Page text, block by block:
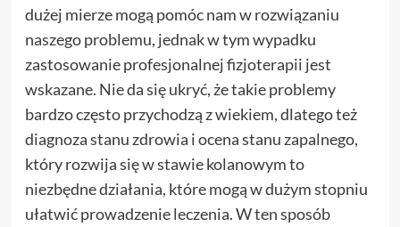
dużej mierze mogą pomóc nam w rozwiązaniu
naszego problemu, jednak w tym wypadku
zastosowanie profesjonalnej fizjoterapii jest
wskazane. Nie da się ukryć, że takie problemy
bardzo często przychodzą z wiekiem, dlatego też
diagnoza stanu zdrowia i ocena stanu zapalnego,
który rozwija się w stawie kolanowym to
niezbędne działania, które mogą w dużym stopniu
ułatwić prowadzenie leczenia. W ten sposób